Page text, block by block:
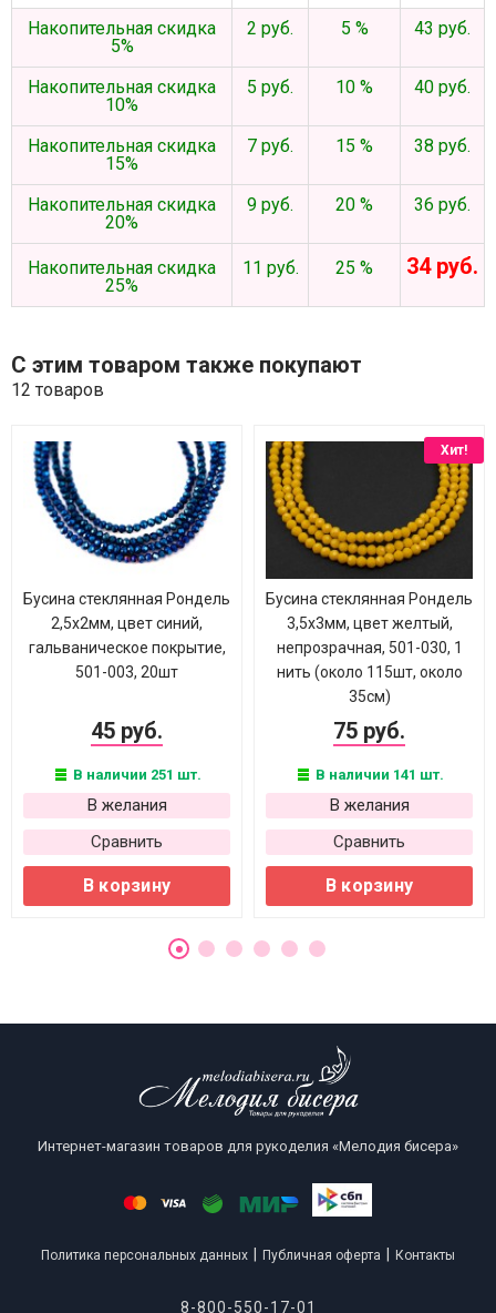
Накопительная скидка
5%
2 руб. 5 % 43 руб.
Накопительная скидка
10%
5 руб. 10 % 40 руб.
Накопительная скидка
15%
7 руб. 15 % 38 руб.
Накопительная скидка
20%
9 руб. 20 % 36 руб.
Накопительная скидка
25%
11 руб. 25 % 34 руб.
С этим товаром также покупают
12 товаров
Бусина стеклянная Рондель
2,5х2мм, цвет синий,
гальваническое покрытие,
501-003, 20шт
45 руб.
В наличии 251 шт.
В желания
Сравнить
В корзину
Хит!
Бусина стеклянная Рондель
3,5х3мм, цвет желтый,
непрозрачная, 501-030, 1
нить (около 115шт, около
35см)
75 руб.
В наличии 141 шт.
В желания
Сравнить
В корзину
Интернет-магазин товаров для рукоделия «Мелодия бисера»
Политика персональных данных Публичная оферта Контакты
8-800-550-17-01